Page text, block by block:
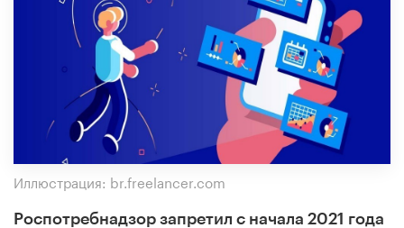
Иллюстрация: br.freelancer.com
Роспотребнадзор запретил с начала 2021 года